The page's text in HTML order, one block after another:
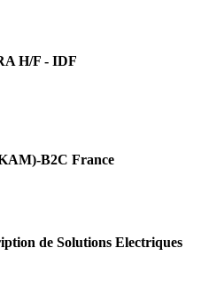
H/F - IDF
B2C France
de Solutions Electriques